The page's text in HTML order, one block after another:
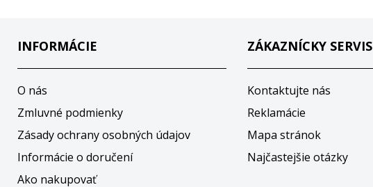
INFORMÁCIE
O nás
Zmluvné podmienky
Zásady ochrany osobných údajov
Informácie o doručení
Ako nakupovať
ZÁKAZNÍCKY SERVIS
Kontaktujte nás
Reklamácie
Mapa stránok
Najčastejšie otázky